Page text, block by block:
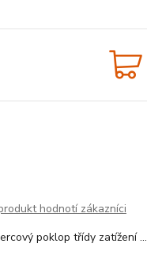
hodnotí zákazníci
poklop třídy zatížení ...